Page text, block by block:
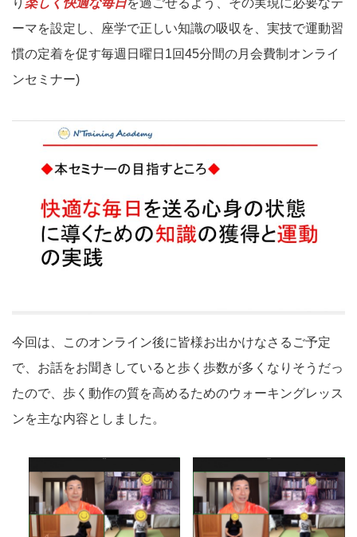
ーマを設定し、座学で正しい知識の吸収を、実技で運動習
慣の定着を促す毎週日曜日1回45分間の月会費制オンライ
ンセミナー)
今回は、このオンライン後に皆様お出かけなさるご予定
で、お話をお聞きしていると歩く歩数が多くなりそうだっ
たので、歩く動作の質を高めるためのウォーキングレッス
ンを主な内容としました。